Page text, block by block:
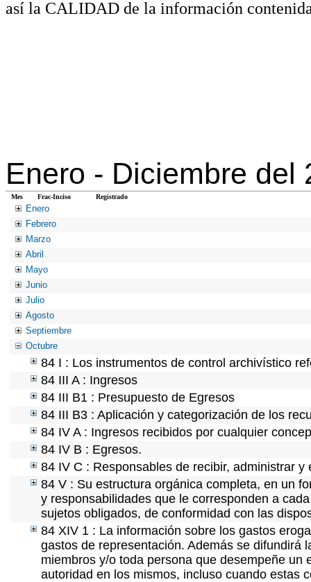
así la CALIDAD de la información
Enero - Diciembre del
Mes Frac-Inciso Registrado
Enero
Febrero
Marzo
Abril
Mayo
Junio
Julio
Agosto
Septiembre
Octubre
84 I : Los instrumentos de control archivístico
84 III A : Ingresos
84 III B1 : Presupuesto de Egresos
84 III B3 : Aplicación y categorización de los
84 IV A : Ingresos recibidos por cualquier
84 IV B : Egresos.
84 IV C : Responsables de recibir, administrar y
84 V : Su estructura orgánica completa, en un
y responsabilidades que le corresponden a
sujetos obligados, de conformidad con las
84 XIV 1 : La información sobre los gastos
gastos de representación. Además se difundirá
miembros y/o toda persona que desempeñe
autoridad en los mismos, incluso cuando estas